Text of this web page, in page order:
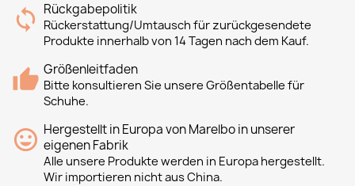
Rückgabepolitik
Rückerstattung/Umtausch für zurückgesendete
Produkte innerhalb von 14 Tagen nach dem Kauf.
Größenleitfaden
Bitte konsultieren Sie unsere Größentabelle für
Schuhe.
Hergestellt in Europa von Marelbo in unserer
eigenen Fabrik
Alle unsere Produkte werden in Europa hergestellt.
Wir importieren nicht aus China.